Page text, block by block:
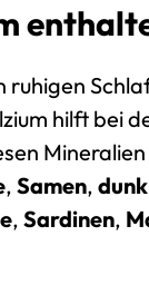
ruhigen
hilft bei
, Samen,
, Sardinen,